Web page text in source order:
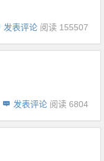
发表评论 阅读 155507
发表评论 阅读 6804